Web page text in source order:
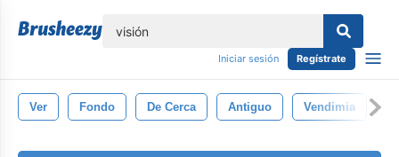
Iniciar sesión Regístrate
Ver Fondo De Cerca Antiguo Vendimia